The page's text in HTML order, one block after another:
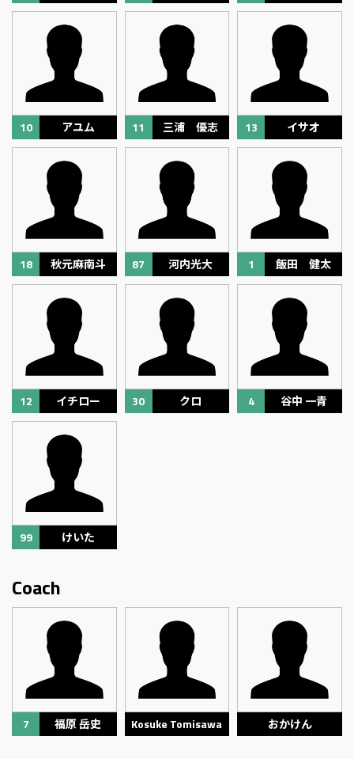
10 アユム 11 三浦 優志 13 イサオ
18 秋元麻南斗 87 河内光大 1 飯田 健太
12 イチロー 30 クロ 4 谷中 一青
99 けいた
Coach
7 福原 岳史 Kosuke Tomisawa おかけん